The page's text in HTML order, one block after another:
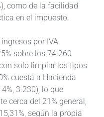
como de la facilidad
en el impuesto.
por IVA
sobre los 74.260
solo limpiar los tipos
cuesta a Hacienda
3.230), lo que
cerca del 21% general,
según la propia